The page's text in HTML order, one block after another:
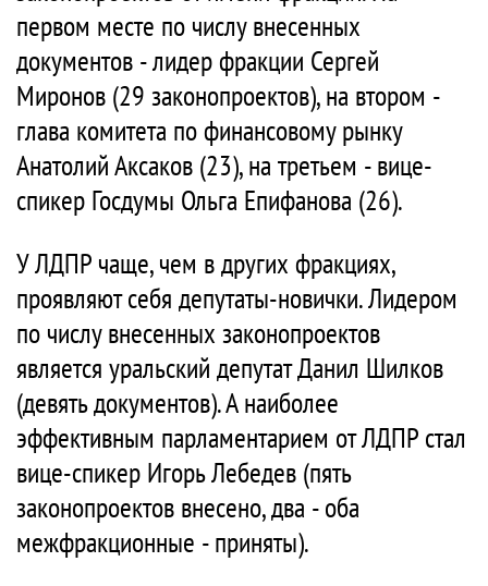
первом месте по числу внесенных
документов - лидер фракции Сергей
Миронов (29 законопроектов), на втором -
глава комитета по финансовому рынку
Анатолий Аксаков (23), на третьем - вице-
спикер Госдумы Ольга Епифанова (26).
У ЛДПР чаще, чем в других фракциях,
проявляют себя депутаты-новички. Лидером
по числу внесенных законопроектов
является уральский депутат Данил Шилков
(девять документов). А наиболее
эффективным парламентарием от ЛДПР стал
вице-спикер Игорь Лебедев (пять
законопроектов внесено, два - оба
межфракционные - приняты).